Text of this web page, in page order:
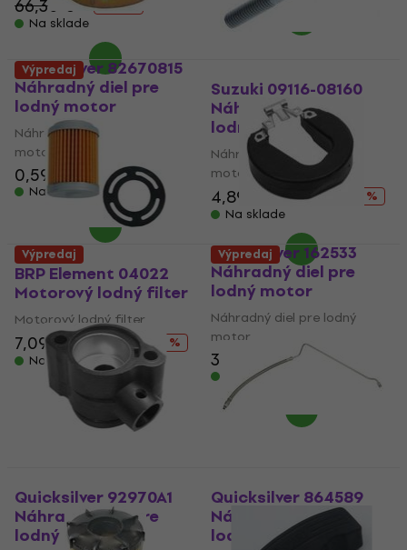
66,30 €
- 17 %
Na sklade
Quicksilver 82670815
Náhradný diel pre
lodný motor
Náhradný diel pre lodný
motor
0,59 €0,79 €
Na sklade
Suzuki 09116-08160
Náhradný diel pre
lodný motor
Náhradný diel pre lodný
motor
4,89 € 5,99 €
- 18 %
Na sklade
Výpredaj
BRP Element 04022
Motorový lodný filter
Motorový lodný filter
7,09 € 8,69 €
- 18 %
Na sklade
Quicksilver 162533
Náhradný diel pre
lodný motor
Náhradný diel pre lodný
motor
3,79 €
Na sklade
Výpredaj
Quicksilver 92970A1
Náhradný diel pre
lodný motor
Výpredaj
Quicksilver 864589
Náhradný diel pre
lodný motor